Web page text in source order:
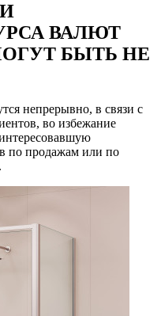
ВАЛЮТ
БЫТЬ НЕ
непрерывно, в связи с
во избежание
по продажам или по